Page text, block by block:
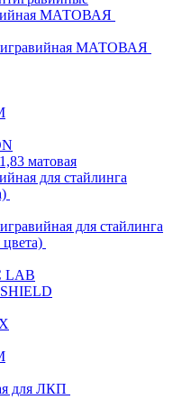
МАТОВАЯ
МАТОВАЯ
матовая
для стайлинга
для стайлинга
LAB
для ЛКП